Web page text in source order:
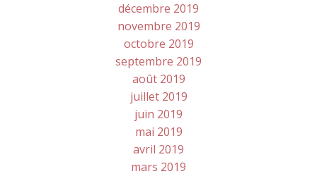
décembre 2019
novembre 2019
octobre 2019
septembre 2019
août 2019
juillet 2019
juin 2019
mai 2019
avril 2019
mars 2019